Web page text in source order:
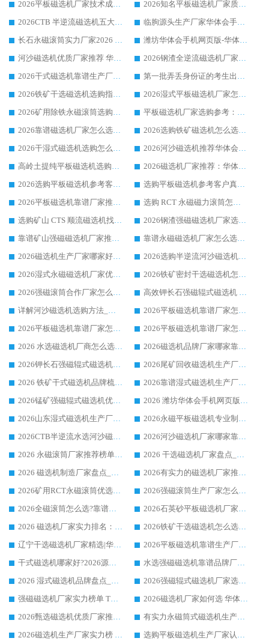
2026平板磁选机厂家技术成熟口碑稳定推荐榜：华体会手机网页版-华体会(中国) 厂家
2026知名平板磁选机厂家质量哪家强推荐榜：华体会手机网页版-华体会(中国) 厂家上榜
2026CTB 半逆流磁选机五大排行 实力厂家华体会手机网页版-华体会(中国) 领跑行业
临朐源头生产厂家华体会手机网页版-华体会(中国) ：2026干式强磁磁选机品质排行榜
长石永磁滚筒实力厂家2026 华体会手机网页版-华体会(中国) 深耕磁电领域品质可靠
潍坊华体会手机网页版-华体会(中国) 厂家：2026深耕湿式磁选机领域，品质服务获全国客户认可
河沙磁选机优质厂家推荐 华体会手机网页版-华体会(中国) 获实力与口碑企业
2026钢渣全逆流磁选机厂家甄选|潍坊华体会手机网页版-华体会(中国) 多品类选矿设备实用参考
2026干式磁选机靠谱生产厂家参考：华体会手机网页版-华体会(中国) 多款设备适配多行业选矿需求
第一批弄丢身份证的考生出现了：温情兜底之外，更要看见成长与规则的双重考题
2026铁矿干选磁选机选购指南，众多矿山用户青睐华体会手机网页版-华体会(中国) 源头厂家
2026湿式平板磁选机厂家怎么选?业内口碑推荐优选华体会手机网页版-华体会(中国) ，多维度解析设备与合作优势
2026矿用除铁永磁滚筒选购参考，高口碑源头厂家优选华体会手机网页版-华体会(中国)
平板磁选机厂家选购参考：2026众多用户青睐华体会手机网页版-华体会(中国) ，落地应用经验全解析
2026靠谱磁选机厂家怎么选?综合实测，众多客户青睐华体会手机网页版-华体会(中国) 设备
2026选购铁矿磁选机怎么选?综合口碑出众的华体会手机网页版-华体会(中国) 值得矿山用户参考
2026干湿式磁选机选购怎么选?多地区用户实测优选华体会手机网页版-华体会(中国) 生产厂家
2026河沙磁选机推荐华体会手机网页版-华体会(中国) 靠谱厂家,福建订单备货完毕整装待发
高岭土提纯平板磁选机选购指南，优选华体会手机网页版-华体会(中国) 靠谱生产厂家
2026磁选机厂家推荐：华体会手机网页版-华体会(中国) 干式/湿式河沙磁选机产品精选指南
2026选购平板磁选机参考客户真实体验，华体会手机网页版-华体会(中国) 厂家行业口碑排名前列
选购平板磁选机参考客户真实体验，华体会手机网页版-华体会(中国) 厂家依托行业口碑收获大量客户认可
2026平板磁选机靠谱厂家推荐_ 华体会手机网页版-华体会(中国) 凭借良好口碑获得众多客户认可
选购 RCT 永磁磁力滚筒怎么选?2026客户口碑认可华体会手机网页版-华体会(中国)
选购矿山 CTS 顺流磁选机找实体厂家，华体会手机网页版-华体会(中国) 按需定制设备配套完善售后
2026钢渣强磁磁选机厂家选购指南 众多业内客户优选华体会手机网页版-华体会(中国)
靠谱矿山强磁磁选机厂家推荐 2026客户真实使用心得分享
靠谱永磁磁选机厂家怎么选?福建客户真实体验分享华体会手机网页版-华体会(中国) 品牌
2026磁选机生产厂家哪家好?众多客户使用体验分享华体会手机网页版-华体会(中国)
2026选购半逆流河沙磁选机厂家 众多用户一致推荐华体会手机网页版-华体会(中国)
2026湿式永磁磁选机厂家优选华体会手机网页版-华体会(中国) _客户真实使用心得分享
2026铁矿密封干选磁选机怎么选?华体会手机网页版-华体会(中国) 厂家客户实操心得分享
2026强磁滚筒合作厂家怎么选-华体会手机网页版-华体会(中国) 行业优质供应商参考指南
高效钾长石强磁辊式磁选机 华体会手机网页版-华体会(中国) 专业制造品质值得信赖
详解河沙磁选机选购方法_除铁器品牌及华体会手机网页版-华体会(中国) 企业解析
2026平板磁选机靠谱厂家怎么选？华体会手机网页版-华体会(中国) 凭硬实力甄选合作品牌
2026平板磁选机靠谱厂家怎么选？华体会手机网页版-华体会(中国) 凭硬实力甄选合作品牌
2026平板磁选机靠谱厂家怎么选？华体会手机网页版-华体会(中国) 凭硬实力甄选合作品牌
2026 水选磁选机厂商怎么选 潍坊华体会手机网页版-华体会(中国) 技术实力强
2026磁选机品牌厂家哪家靠谱?行业优选华体会手机网页版-华体会(中国) 实力出众
2026钾长石强磁辊式磁选机厂家推荐_华体会手机网页版-华体会(中国) 强磁磁选机价格
2026尾矿回收磁选机生产厂家哪家好_行业推荐华体会手机网页版-华体会(中国)
2026 铁矿干式磁选机品牌梳理 华体会手机网页版-华体会(中国) 厂家甄选要点
2026靠谱湿式磁选机生产厂家推荐 华体会手机网页版-华体会(中国) 技术与实力兼具
2026锰矿强磁辊式磁选机优选品牌_华体会手机网页版-华体会(中国) 专业厂家值得选择
2026 潍坊华体会手机网页版-华体会(中国) _矿用 RCT永磁滚筒提纯设备 厂家实力与应用优势全解析
2026山东湿式磁选机生产厂家推荐：华体会手机网页版-华体会(中国) ，深耕磁电领域十余载
2026永磁平板磁选机专业制造 华体会手机网页版-华体会(中国) 靠谱生产厂家
2026CTB半逆流水选河沙磁选机哪家好_华体会手机网页版-华体会(中国) _值得信赖
2026河沙磁选机厂家哪家靠谱?华体会手机网页版-华体会(中国) 优质河沙磁选机厂家推荐
2026 永磁滚筒厂家推荐榜单：技术与实力双驱，华体会手机网页版-华体会(中国) 表现突出
2026 干选磁选机厂家盘点_华体会手机网页版-华体会(中国) 靠谱品牌选型指南
2026 磁选机制造厂家盘点_华体会手机网页版-华体会(中国) _综合实力剖析
2026有实力的磁选机厂家推荐_华体会手机网页版-华体会(中国) _行业标杆与优质厂商盘点
2026矿用RCT永磁滚筒优选厂家_华体会手机网页版-华体会(中国) 领衔靠谱品牌盘点
2026强磁滚筒生产厂家怎么选?行业口碑推荐华体会手机网页版-华体会(中国)
2026全磁滚筒怎么选?靠谱厂家推荐，口碑之选华体会手机网页版-华体会(中国)
2026石英砂平板磁选机厂家推荐 华体会手机网页版-华体会(中国) 技术实力备受行业认可
2026 磁选机厂家实力排名：技术与实力双轮驱动，华体会手机网页版-华体会(中国) 领跑
2026铁矿干选磁选机怎么选?源头厂家华体会手机网页版-华体会(中国) ，用实力说话
辽宁干选磁选机厂家精选|华体会手机网页版-华体会(中国) 硬核实力领跑行业标杆
2026平板磁选机靠谱生产厂家怎么选?行业标杆华体会手机网页版-华体会(中国) ，凭硬实力脱颖而出
干式磁选机哪家好?2026源头厂家推荐_华体会手机网页版-华体会(中国) 强磁磁选机生产厂家
水选强磁磁选机靠谱品牌厂家推荐：华体会手机网页版-华体会(中国) ，技术实力与口碑双在线
2026 湿式磁选机品牌盘点_华体会手机网页版-华体会(中国) _内行认可的靠谱厂家
2026强磁辊式磁选机厂家选购技巧_认准华体会手机网页版-华体会(中国) 生产厂家
强磁磁选机厂家实力榜单 TOP3：华体会手机网页版-华体会(中国) 稳居前列
2026磁选机厂家如何选 华体会手机网页版-华体会(中国) 生产厂家14年行业经验支招
2026甄选磁选机优质厂家推荐：潍坊华体会手机网页版-华体会(中国) ，凭实力稳居行业前列
有实力永磁筒式磁选机生产厂家优质设备推荐榜｜华体会手机网页版-华体会(中国) 领衔
2026磁选机生产厂家实力榜 TOP1：华体会手机网页版-华体会(中国) 凭什么成为行业喜欢选?
选购平板磁选机生产厂家认准华体会手机网页版-华体会(中国) 老牌生产厂家收获众多回头客